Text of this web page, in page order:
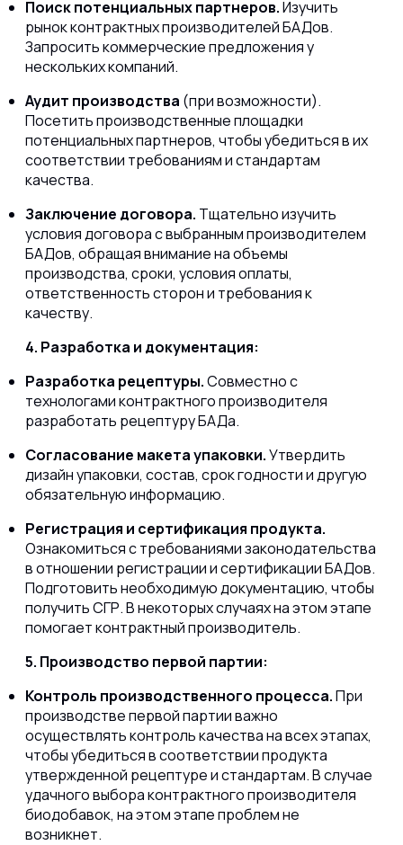
Поиск потенциальных партнеров.Изучить
рынок контрактных производителей БАДов.
Запросить коммерческие предложения у
нескольких компаний.
Аудит производства (при возможности).
Посетить производственные площадки
потенциальных партнеров, чтобы убедиться в их
соответствии требованиям и стандартам
качества.
Заключение договора. Тщательно изучить
условия договора с выбранным производителем
БАДов, обращая внимание на объемы
производства, сроки, условия оплаты,
ответственность сторон и требования к
качеству.
4. Разработка и документация:
Разработка рецептуры.Совместно с
технологами контрактного производителя
разработать рецептуру БАДа.
Согласование макета упаковки.Утвердить
дизайн упаковки, состав, срок годности и другую
обязательную информацию.
Регистрация и сертификация продукта.
Ознакомиться с требованиями законодательства
в отношении регистрации и сертификации БАДов.
Подготовить необходимую документацию, чтобы
получить СГР. В некоторых случаях на этом этапе
помогает контрактный производитель.
5. Производство первой партии:
Контроль производственного процесса.При
производстве первой партии важно
осуществлять контроль качества на всех этапах,
чтобы убедиться в соответствии продукта
утвержденной рецептуре и стандартам. В случае
удачного выбора контрактного производителя
биодобавок, на этом этапе проблем не
возникнет.